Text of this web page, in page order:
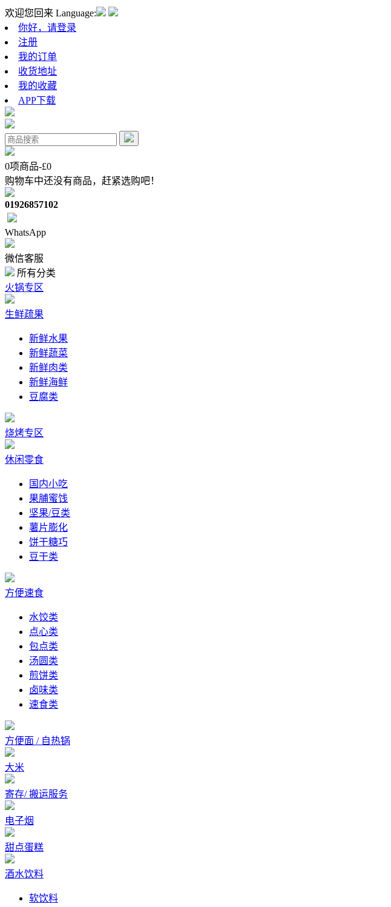
欢迎您回来 Language:
你好，请登录
注册
我的订单
收货地址
我的收藏
APP下载
0项商品-£0
购物车中还没有商品，赶紧选购吧！
01926857102
WhatsApp
微信客服
所有分类
火锅专区
生鲜疏果
新鲜水果
新鲜蔬菜
新鲜肉类
新鲜海鲜
豆腐类
烧烤专区
休闲零食
国内小吃
果脯蜜饯
坚果/豆类
薯片膨化
饼干糖巧
豆干类
方便速食
水饺类
点心类
包点类
汤圆类
煎饼类
卤味类
速食类
方便面 / 自热锅
大米
寄存/ 搬运服务
电子烟
甜点蛋糕
酒水饮料
软饮料